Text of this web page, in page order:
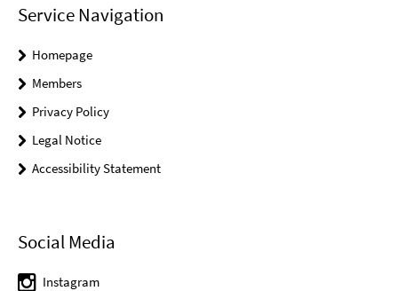
Service Navigation
Homepage
Members
Privacy Policy
Legal Notice
Accessibility Statement
Social Media
Instagram